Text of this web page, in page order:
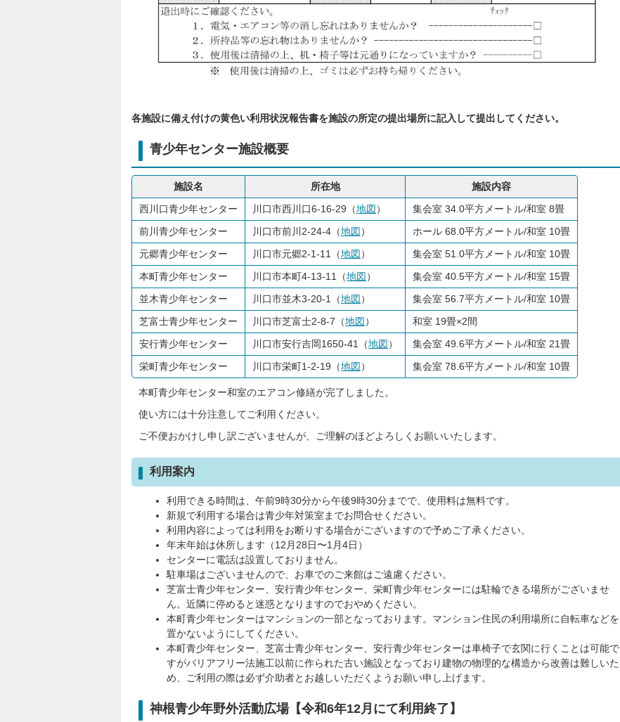
各施設に備え付けの黄色い利用状況報告書を施設の所定の提出場所に記入して提出してください。
青少年センター施設概要
施設名 所在地
施設内容
西川口青少年センター
川口市西川口6-16-29（地図）
集会室 34.0平方メートル/和室 8畳
前川青少年センター
川口市前川2-24-4（地図）
ホール 68.0平方メートル/和室 10畳
元郷青少年センター
川口市元郷2-1-11（地図）
集会室 51.0平方メートル/和室 10畳
本町青少年センター
川口市本町4-13-11（地図）
集会室 40.5平方メートル/和室 15畳
並木青少年センター
川口市並木3-20-1（地図）
集会室 56.7平方メートル/和室 10畳
芝富士青少年センター
川口市芝富士2-8-7（地図）
和室 19畳×2間
安行青少年センター
川口市安行吉岡1650-41（地図）
集会室 49.6平方メートル/和室 21畳
栄町青少年センター
川口市栄町1-2-19（地図） 集会室 78.6平方メートル/和室 10畳
本町青少年センター和室のエアコン修繕が完了しました。
使い方には十分注意してご利用ください。
ご不便おかけし申し訳ございませんが、ご理解のほどよろしくお願いいたします。
利用案内
利用できる時間は、午前9時30分から午後9時30分までで、使用料は無料です。
新規で利用する場合は青少年対策室までお問合せください。
利用内容によっては利用をお断りする場合がございますので予めご了承ください。
年末年始は休所します（12月28日〜1月4日）
センターに電話は設置しておりません。
駐車場はございませんので、お車でのご来館はご遠慮ください。
芝富士青少年センター、安行青少年センター、栄町青少年センターには駐輪できる場所がございませ
ん。近隣に停めると迷惑となりますのでおやめください。
本町青少年センターはマンションの一部となっております。マンション住民の利用場所に自転車などを
置かないようにしてください。
本町青少年センター、芝富士青少年センター、安行青少年センターは車椅子で玄関に行くことは可能で
すがバリアフリー法施工以前に作られた古い施設となっており建物の物理的な構造から改善は難しいた
め、ご利用の際は必ず介助者とお越しいただくようお願い申し上げます。
神根青少年野外活動広場【令和6年12月にて利用終了】